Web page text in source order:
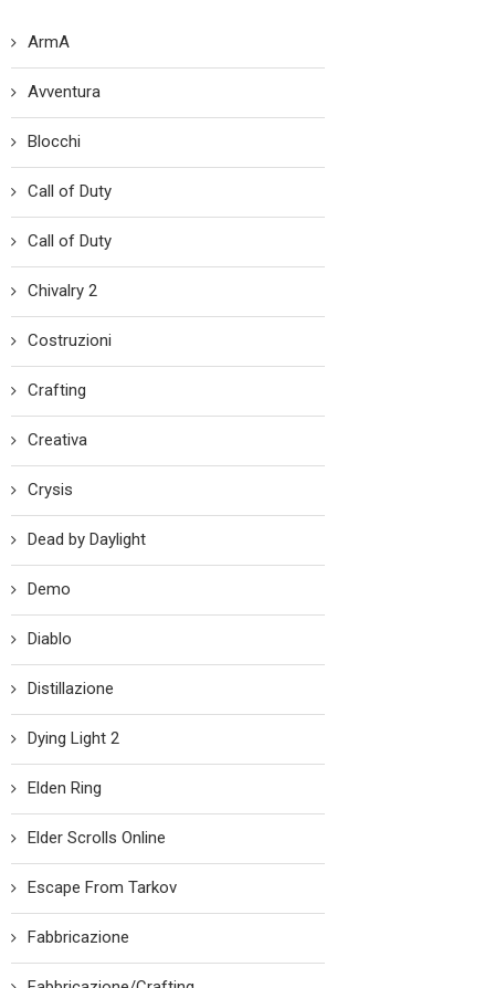
ArmA
Avventura
Blocchi
Call of Duty
Call of Duty
Chivalry 2
Costruzioni
Crafting
Creativa
Crysis
Dead by Daylight
Demo
Diablo
Distillazione
Dying Light 2
Elden Ring
Elder Scrolls Online
Escape From Tarkov
Fabbricazione